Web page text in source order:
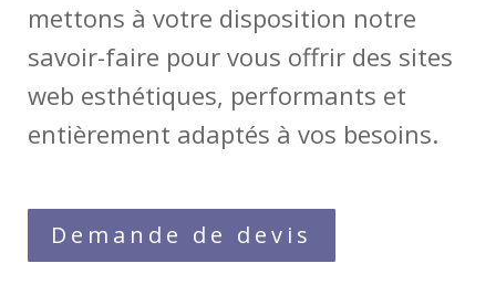
mettons à votre disposition notre
savoir-faire pour vous offrir des sites
web esthétiques, performants et
entièrement adaptés à vos besoins.
Demande de devis